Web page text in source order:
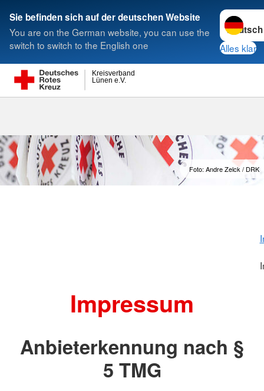
Sie befinden sich auf der deutschen Website
You are on the German website, you can use the
switch to switch to the English one
Sprache
Alles klar
Lünen e.V.
Kreisverband
Suche
Foto: Andre Zelck / DRK
Impressum
Anbieterkennung nach §
5 TMG